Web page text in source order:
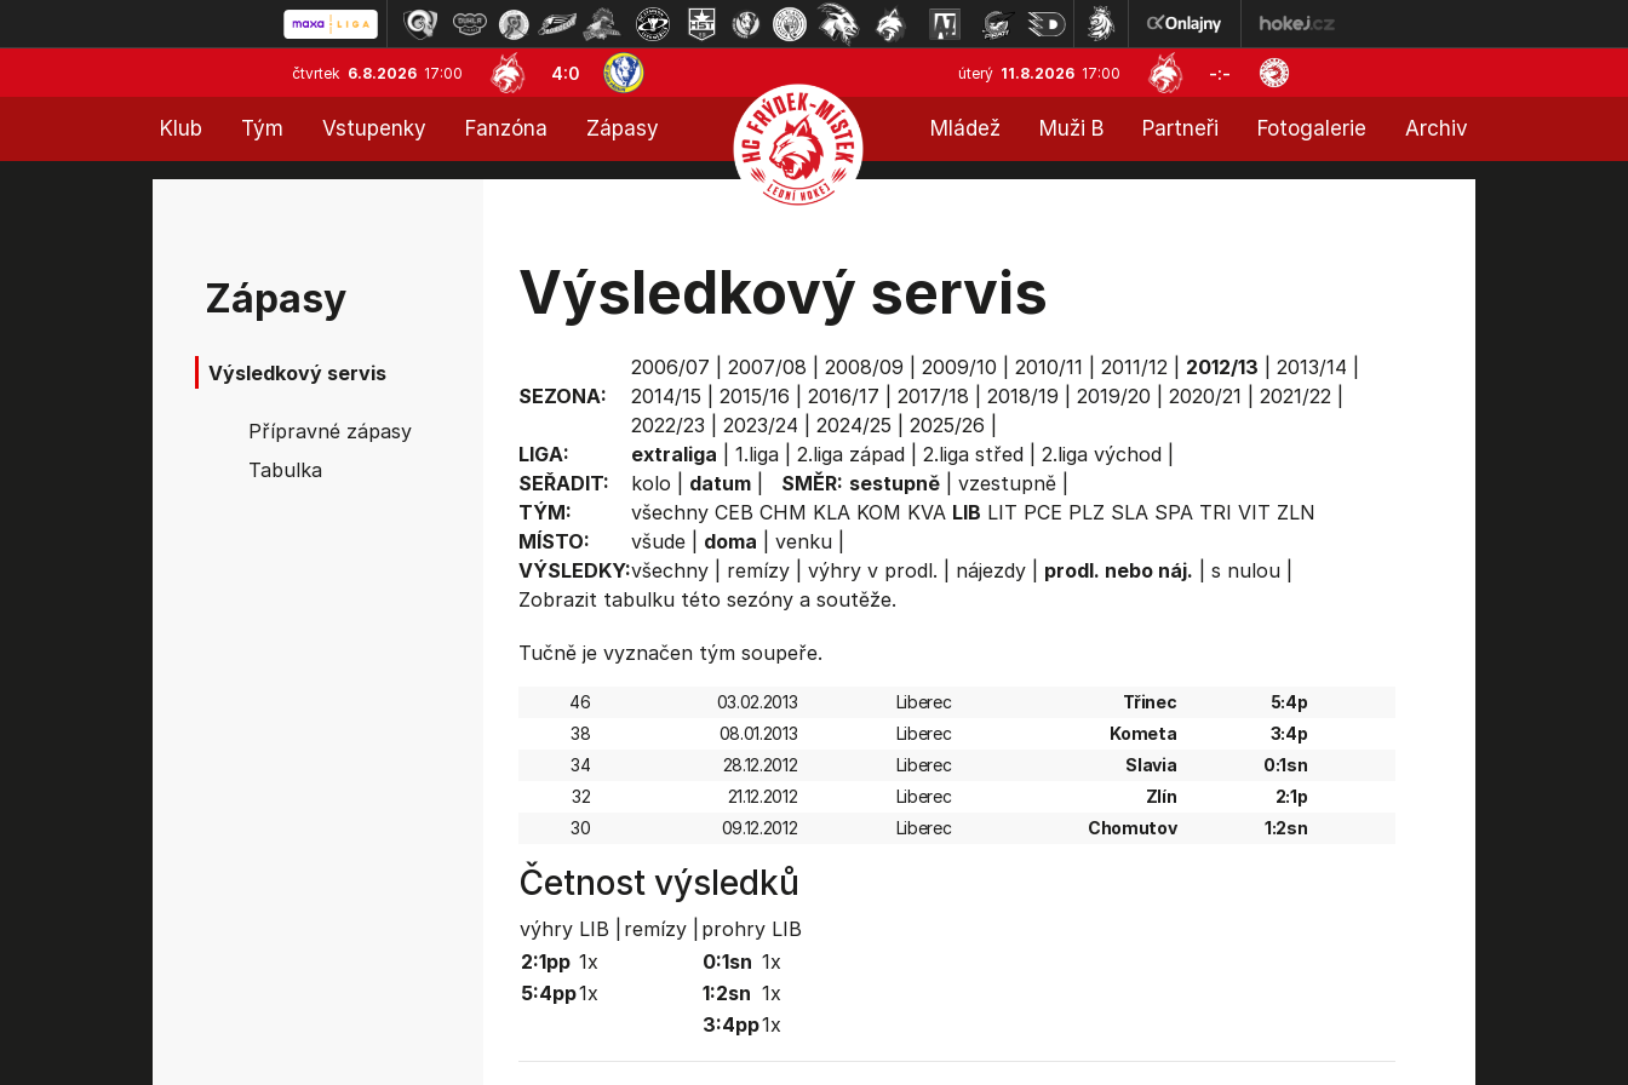
čtvrtek 6.8.2026 17:00 4:0 úterý 11.8.2026 17:00 -:-
Klub Tým Vstupenky Fanzóna Zápasy Mládež Muži B Partneři Fotogalerie Archiv
Zápasy
Výsledkový servis
Přípravné zápasy
Tabulka
Výsledkový servis
SEZONA:
2006/07 2007/08 2008/09 2009/10 2010/11 2011/12| 2012/13 2013/14
2014/15
2015/16 2016/17 2017/18 2018/19 2019/20 2020/21 2021/22|
2022/23
2023/24 2024/25 2025/26
LIGA:
extraliga 1.liga| 2.liga západ| 2.liga střed| 2.liga východ|
SEŘADIT:
kolo datum| SMĚR: sestupně| vzestupně|
TÝM:
všechny CEB CHM KLA KOM KVA LIB LIT PCE PLZ SLA SPA TRI VIT ZLN
MÍSTO:
všude| doma venku|
VÝSLEDKY:všechny| remízy| výhry v prodl. nájezdy| prodl. nebo náj. s nulou|
Zobrazit tabulkutéto sezóny a soutěže.
Tučně je vyznačen tým soupeře.
46 03.02.2013 Liberec Třinec
5:4p
38
08.01.2013 Liberec Kometa
3:4p
34
28.12.2012 Liberec Slavia
0:1sn
32
21.12.2012 Liberec Zlín
2:1p
30
09.12.2012 Liberec Chomutov 1:2sn
Četnost výsledků
výhry LIB | remízy |
prohry LIB
2:1pp 1x
5:4pp1x
0:1sn 1x
1:2sn 1x
3:4pp1x